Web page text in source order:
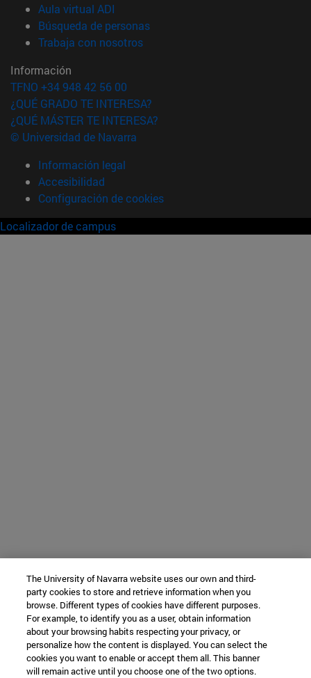
Aula virtual ADI
Búsqueda de personas(abre en nueva ventana)
Trabaja con nosotros(abre en nueva ventana)
Información
TFNO +34 948 42 56 00
¿QUÉ GRADO TE INTERESA?
¿QUÉ MÁSTER TE INTERESA?
© Universidad de Navarra
Información legal
Accesibilidad
Configuración de cookies
Localizador de campus
The University of Navarra website uses our own and third-
party cookies to store and retrieve information when you
browse. Different types of cookies have different purposes.
For example, to identify you as a user, obtain information
about your browsing habits respecting your privacy, or
personalize how the content is displayed. You can select the
cookies you want to enable or accept them all. This banner
will remain active until you choose one of the two options.